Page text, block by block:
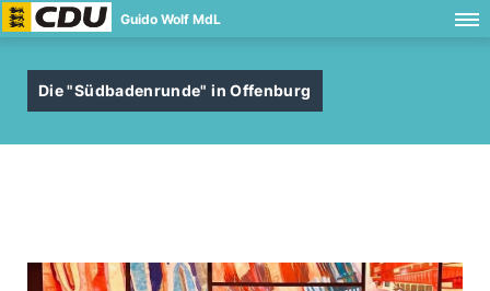
Guido Wolf MdL
Die "Südbadenrunde" in Offenburg